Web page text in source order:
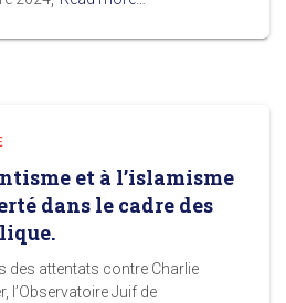
et à l’islamisme
dans le cadre des
des attentats contre Charlie
l’Observatoire Juif de